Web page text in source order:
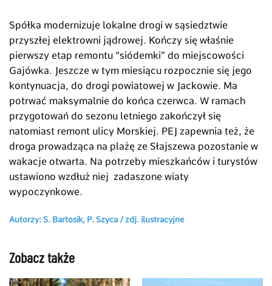
Spółka modernizuje lokalne drogi w sąsiedztwie
przyszłej elektrowni jądrowej. Kończy się właśnie
pierwszy etap remontu “siódemki” do miejscowości
Gajówka. Jeszcze w tym miesiącu rozpocznie się jego
kontynuacja, do drogi powiatowej w Jackowie. Ma
potrwać maksymalnie do końca czerwca. W ramach
przygotowań do sezonu letniego zakończył się
natomiast remont ulicy Morskiej. PEJ zapewnia też, że
droga prowadząca na plażę ze Słajszewa pozostanie w
wakacje otwarta. Na potrzeby mieszkańców i turystów
ustawiono wzdłuż niej zadaszone wiaty
wypoczynkowe.
Autorzy: S. Bartosik, P. Szyca /zdj. ilustracyjne
Zobacz także